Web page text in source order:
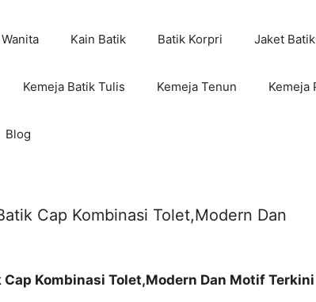
Kain Batik Batik Korpri Jaket Batik
Kemeja Batik Tulis Kemeja Tenun Kemeja
Blog
Cap Kombinasi Tolet,Modern Dan
Kombinasi Tolet,Modern Dan Motif Terkini